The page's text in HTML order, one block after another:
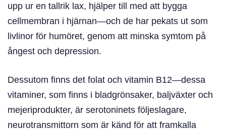
upp ur en tallrik lax, hjälper till med att bygga
cellmembran i hjärnan—och de har pekats ut som
livlinor för humöret, genom att minska symtom på
ångest och depression.
Dessutom finns det folat och vitamin B12—dessa
vitaminer, som finns i bladgrönsaker, baljväxter och
mejeriprodukter, är serotoninets följeslagare,
neurotransmittorn som är känd för att framkalla